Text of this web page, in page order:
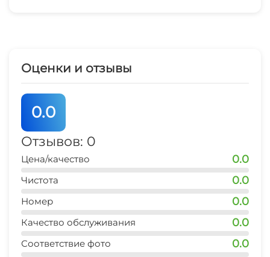
Оценки и отзывы
0.0
Отзывов: 0
Цена/качество 0.0
Чистота 0.0
Номер 0.0
Качество обслуживания 0.0
Соответствие фото 0.0